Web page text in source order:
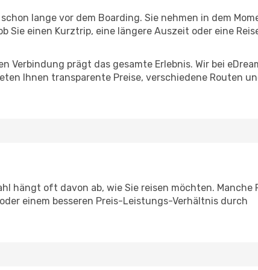
lange vor dem Boarding. Sie nehmen in dem
Sie einen Kurztrip, eine längere Auszeit oder eine
prägt das gesamte Erlebnis. Wir bei
Ihnen transparente Preise, verschiedene Routen
hängt oft davon ab, wie Sie reisen möchten. Manche
einem besseren Preis-Leistungs-Verhältnis durch